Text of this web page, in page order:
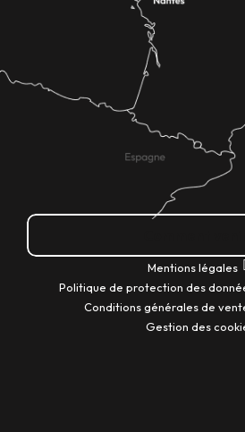
Mentions légales
Politique de protection des
Conditions générales de
Gestion des